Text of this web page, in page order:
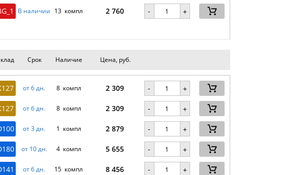
В наличии 13 компл 2 760 - +
Срок Наличие Цена, руб.
от 6 дн. 8 компл 2 309 - +
от 6 дн. 8 компл 2 309 - +
от 3 дн. 1 компл 2 879 - +
от 10 дн. 4 компл 5 655 - +
от 6 дн. 15 компл 8 456 - +